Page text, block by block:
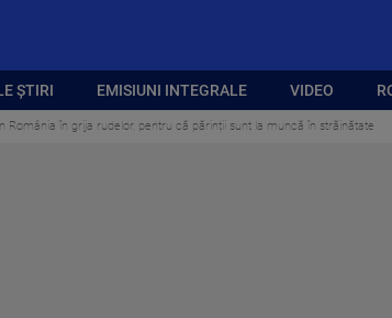
ȘTIRI EMISIUNI INTEGRALE VIDEO
România în grija rudelor, pentru că părinții sunt la muncă în străinătate